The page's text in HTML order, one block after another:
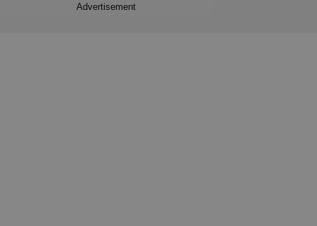
Advertisement